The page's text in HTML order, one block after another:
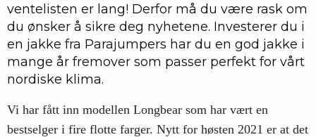
ventelisten er lang! Derfor må du være rask om
du ønsker å sikre deg nyhetene. Investerer du i
en jakke fra Parajumpers har du en god jakke i
mange år fremover som passer perfekt for vårt
nordiske klima.
Vi har fått inn modellen Longbear som har vært en
bestselger i fire flotte farger. Nytt for høsten 2021 er at det